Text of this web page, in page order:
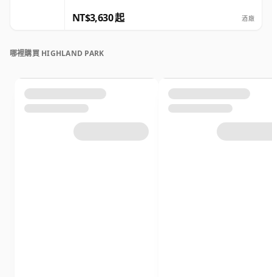
NT$3,630 起 酒廠
哪裡購買 HIGHLAND PARK